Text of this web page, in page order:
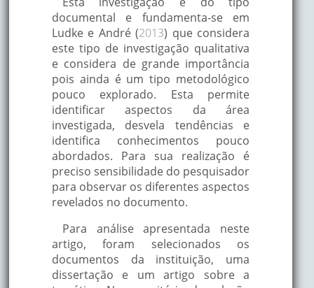
documental e fundamenta-se em
Ludke e André (2013) que considera
este tipo de investigação qualitativa
e considera de grande importância
pois ainda é um tipo metodológico
pouco explorado. Esta permite
identificar aspectos da área
investigada, desvela tendências e
identifica conhecimentos pouco
abordados. Para sua realização é
preciso sensibilidade do pesquisador
para observar os diferentes aspectos
revelados no documento.
Para análise apresentada neste
artigo, foram selecionados os
documentos da instituição, uma
dissertação e um artigo sobre a